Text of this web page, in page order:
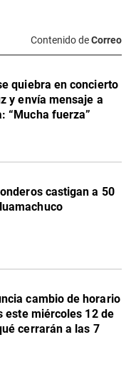
Contenido deCorreo
quiebra en concierto
y envía mensaje a
“Mucha fuerza”
castigan a 50
cambio de horario
este miércoles 12 de
cerrarán a las 7